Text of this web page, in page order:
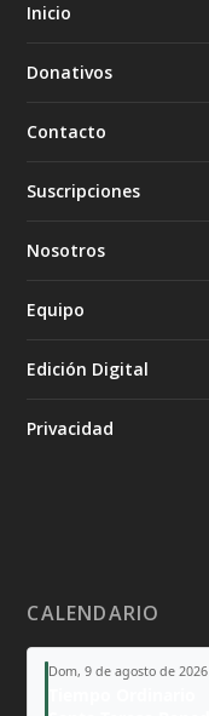
Inicio
Donativos
Contacto
Suscripciones
Nosotros
Equipo
Edición Digital
Privacidad
CALENDARIO
Dom, 9 de agosto de 2026